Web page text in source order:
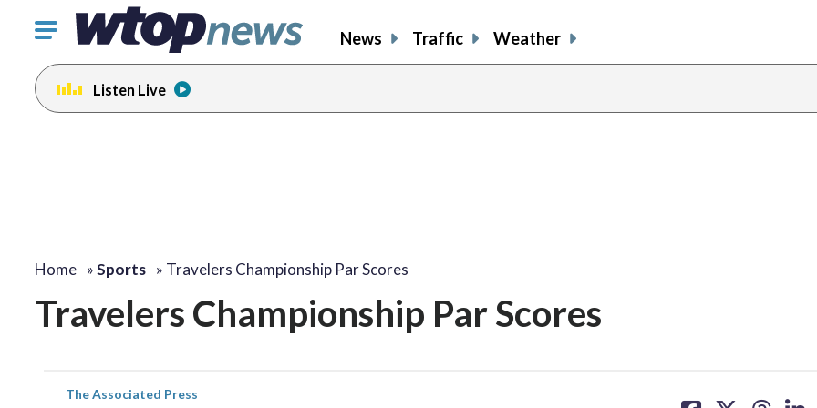
Click
toggle
navigation
menu.
News Traffic Weather
Listen Live
Home »Sports » Travelers Championship Par Scores
Travelers Championship Par Scores
The Associated Press